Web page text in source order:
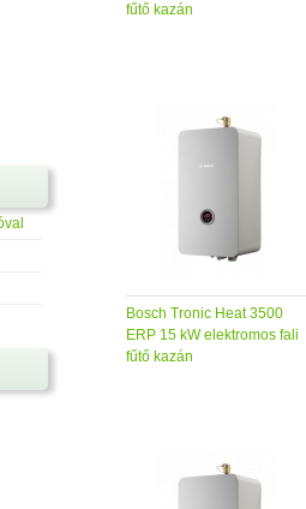
fűtő kazán
Bosch Tronic Heat 3500
ERP 15 kW elektromos fali
fűtő kazán